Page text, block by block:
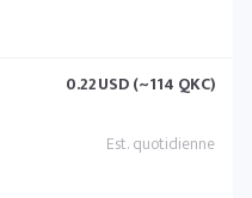
0.22USD (~114 QKC)